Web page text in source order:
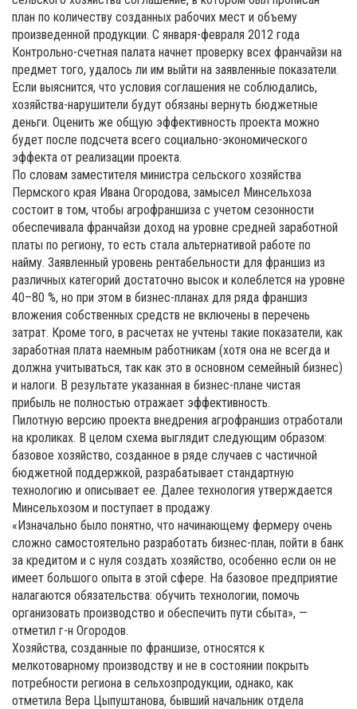
план по количеству созданных рабочих мест и объему
произведенной продукции. С января-февраля 2012 года
Контрольно-счетная палата начнет проверку всех франчайзи на
предмет того, удалось ли им выйти на заявленные показатели.
Если выяснится, что условия соглашения не соблюдались,
хозяйства-нарушители будут обязаны вернуть бюджетные
деньги. Оценить же общую эффективность проекта можно
будет после подсчета всего социально-экономического
эффекта от реализации проекта.
По словам заместителя министра сельского хозяйства
Пермского края Ивана Огородова, замысел Минсельхоза
состоит в том, чтобы агрофраншиза с учетом сезонности
обеспечивала франчайзи доход на уровне средней заработной
платы по региону, то есть стала альтернативой работе по
найму. Заявленный уровень рентабельности для франшиз из
различных категорий достаточно высок и колеблется на уровне
40–80 %, но при этом в бизнес-планах для ряда франшиз
вложения собственных средств не включены в перечень
затрат. Кроме того, в расчетах не учтены такие показатели, как
заработная плата наемным работникам (хотя она не всегда и
должна учитываться, так как это в основном семейный бизнес)
и налоги. В результате указанная в бизнес-плане чистая
прибыль не полностью отражает эффективность.
Пилотную версию проекта внедрения агрофраншиз отработали
на кроликах. В целом схема выглядит следующим образом:
базовое хозяйство, созданное в ряде случаев с частичной
бюджетной поддержкой, разрабатывает стандартную
технологию и описывает ее. Далее технология утверждается
Минсельхозом и поступает в продажу.
«Изначально было понятно, что начинающему фермеру очень
сложно самостоятельно разработать бизнес-план, пойти в банк
за кредитом и с нуля создать хозяйство, особенно если он не
имеет большого опыта в этой сфере. На базовое предприятие
налагаются обязательства: обучить технологии, помочь
организовать производство и обеспечить пути сбыта», —
отметил г-н Огородов.
Хозяйства, созданные по франшизе, относятся к
мелкотоварному производству и не в состоянии покрыть
потребности региона в сельхозпродукции, однако, как
отметила Вера Цыпуштанова, бывший начальник отдела